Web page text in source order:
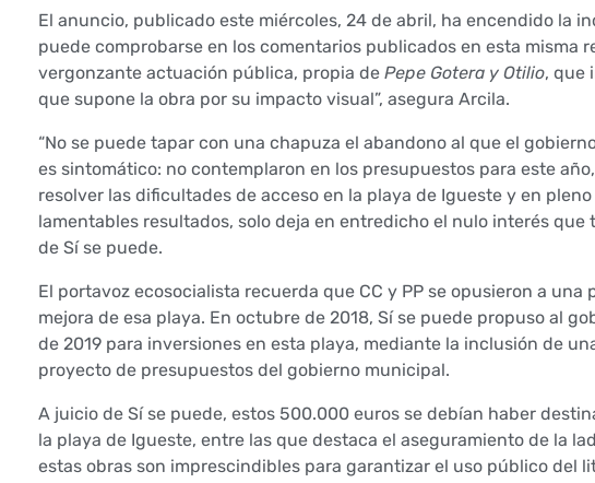
l
a
c
a
l
i
f
i
c
a
El anuncio, publicado este miércoles, 24 de abril, ha encendido la
puede comprobarse en los comentarios publicados en esta misma
vergonzante actuación pública, propia de Pepe Gotera y Otilio, que
que supone la obra por su impacto visual”, asegura Arcila.
“No se puede tapar con una chapuza el abandono al que el
es sintomático: no contemplaron en los presupuestos para este
resolver las dificultades de acceso en la playa de Igueste y en
lamentables resultados, solo deja en entredicho el nulo interés
de Sí se puede.
El portavoz ecosocialista recuerda que CC y PP se opusieron a
mejora de esa playa. En octubre de 2018, Sí se puede propuso al
de 2019 para inversiones en esta playa, mediante la inclusión de
proyecto de presupuestos del gobierno municipal.
A juicio de Sí se puede, estos 500.000 euros se debían haber
la playa de Igueste, entre las que destaca el aseguramiento de la
estas obras son imprescindibles para garantizar el uso público del